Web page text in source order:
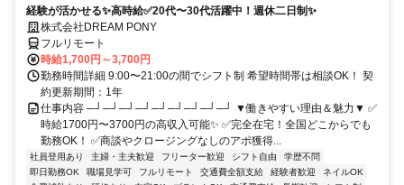
経験が活かせる✨高時給✅20代〜30代活躍中！週休二日制✨
株式会社DREAM PONY
フルリモート
時給1,700円～3,700円
勤務時間詳細 9:00〜21:00の間でシフト制 希望時間帯は相談OK！ 契
約更新期間：1年
仕事内容 ─┘─┘─┘─┘─┘─┘─┘─┘─┘ ▼働きやすい理由＆魅力▼ ✅
時給1700円〜3700円の高収入可能✨ ✅完全在宅！全国どこからでも
勤務OK！ ✅商談やクロージングなしのアポ獲得...
社員登用あり 主婦・主夫歓迎 フリーター歓迎 シフト自由
学歴不問
即日勤務OK
職場見学可 フルリモート 交通費全額支給 経験者歓迎
ネイルOK